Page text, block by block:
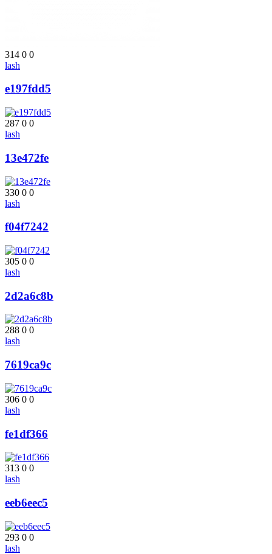
314 0 0
lash
e197fdd5
287 0 0
lash
13e472fe
330 0 0
lash
f04f7242
305 0 0
lash
2d2a6c8b
288 0 0
lash
7619ca9c
306 0 0
lash
fe1df366
313 0 0
lash
eeb6eec5
293 0 0
lash